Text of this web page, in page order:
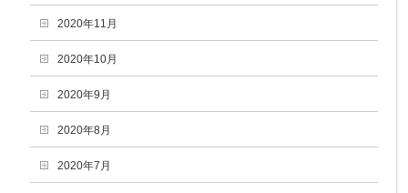
2020年11月
2020年10月
2020年9月
2020年8月
2020年7月